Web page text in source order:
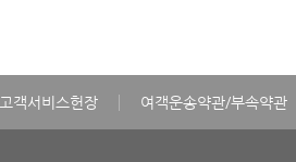
고객서비스헌장 여객운송약관/부속약관